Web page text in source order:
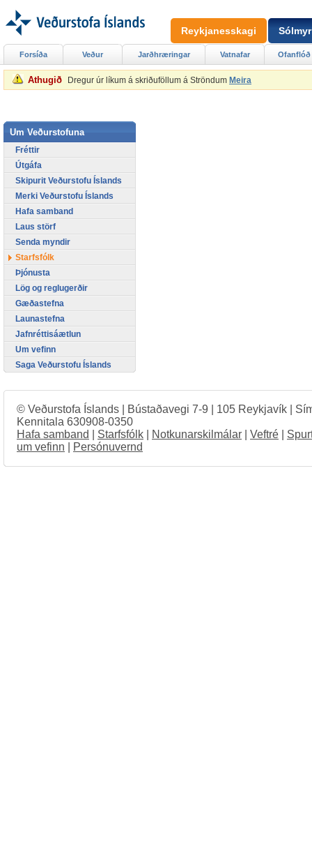
Athugið Dregur úr líkum á skriðuföllum á Ströndum Meira
Forsíða Veður Jarðhræringar Vatnafar Ofanflóð
Um Veðurstofuna
Fréttir
Útgáfa
Skipurit Veðurstofu Íslands
Merki Veðurstofu Íslands
Hafa samband
Laus störf
Senda myndir
Starfsfólk
Þjónusta
Lög og reglugerðir
Gæðastefna
Launastefna
Jafnréttisáætlun
Um vefinn
Saga Veðurstofu Íslands
Reykjanesskagi
© Veðurstofa Íslands | Bústaðavegi 7-9 | 105 Reykjavík |
Kennitala 630908-0350
Hafa samband
Starfsfólk Notkunarskilmálar Veftré
um vefinn
Persónuvernd